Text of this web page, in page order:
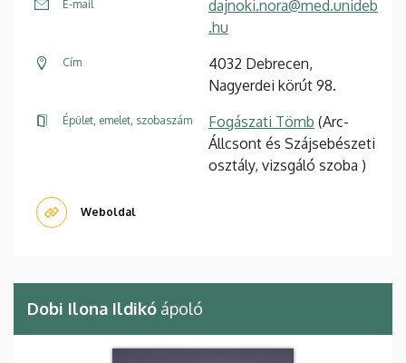
E-mail
dajnoki.nora@med.unideb
.hu
Cím
4032 Debrecen,
Nagyerdei körút 98.
Épület, emelet, szobaszám Fogászati Tömb (Arc-
Állcsont és Szájsebészeti
osztály, vizsgáló szoba )
Weboldal
Dobi Ilona Ildikó ápoló